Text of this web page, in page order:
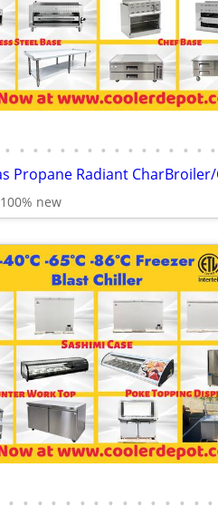
• • • • • • • • • • • • • • • •
100% new
• • • • • • • • • • • • • • •